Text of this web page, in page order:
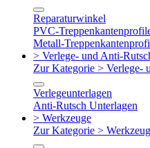
Reparaturwinkel
PVC-
Metall-
> Verlege- und Anti-
Zur Kategorie > Verlege-
Verlegeunterlagen
Anti-Rutsch Unterlagen
> Werkzeuge
Zur Kategorie >